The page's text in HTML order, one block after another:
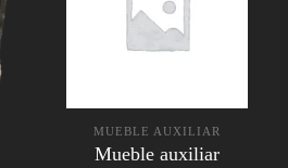
MUEBLE AUXILIAR
Mueble auxiliar